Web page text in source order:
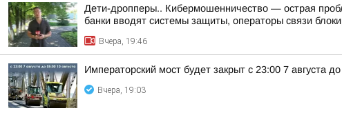
Дети-дропперы.. Кибермошенничество — острая
банки вводят системы защиты, операторы связи
Вчера, 19:46
Императорский мост будет закрыт с 23:00 7 августа
Вчера, 19:03